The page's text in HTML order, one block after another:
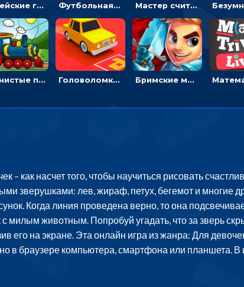
Армейские грузовики в пазлах: собери военную машину Футбольная ферма: бей по мячу, чтобы забивать в ворота и ловить звезды Мастер считать стрелы: увеличивать запас, чтобы поразить больше целей
Волнистые пазлы с транспортом: собирай картинку из частей Головоломка Парк-стоянка: рисовать линии, чтобы парковать машины Бримские мечи: бежать через преграды, бить врагов и собирать монеты
– как насчет того, чтобы научиться рисовать
зверушками: лев, жираф, петух, бегемот и многие
Когда линия проведена верно, то она
милым животным. Попробуй угадать, что за зверь
его на экране. Эта онлайн игра из жанра: Для
в браузере компьютера, смартфона или планшета. В